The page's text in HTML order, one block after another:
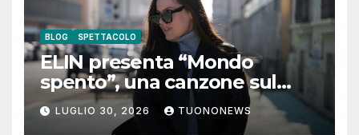
BLOG SPETTACOLO
ELIN presenta “Mondo
spento”, una canzone sul
coraggio di lasciare andare i
pensieri negativi
LUGLIO 30, 2026 TUONONEWS